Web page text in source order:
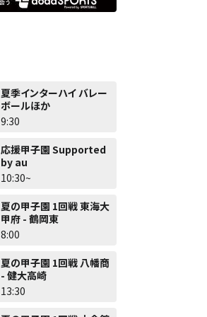
夏季インターハイ バレー
ボールほか
9:30
応援甲子園 Supported
by au
10:30~
夏の甲子園 1回戦 東海大
甲府 - 鶴岡東
8:00
夏の甲子園 1回戦 八幡商
- 健大高崎
13:30